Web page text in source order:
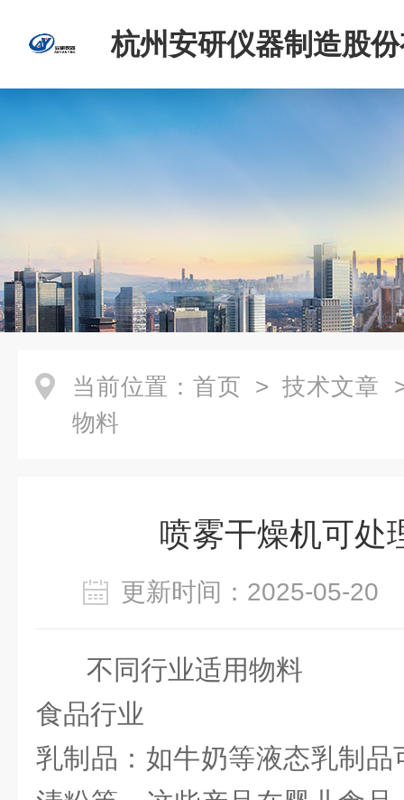
杭州安研仪器制造股
司
当前位置： 首页 > 技术文章
物料
喷雾干燥机可处
更新时间：2025-05-
不同行业适用物料
食品行业
乳制品：如牛奶等液态乳制